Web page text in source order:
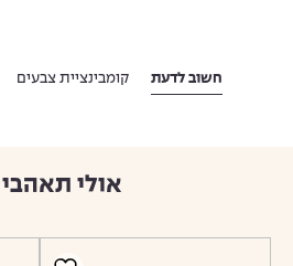
חשוב לדעת קומבינציית צבעים
אולי תאהבי